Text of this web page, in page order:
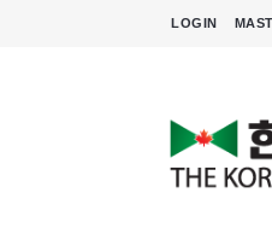
LOGIN